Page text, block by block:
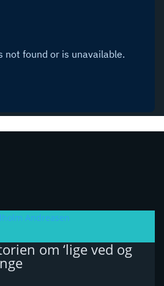
om ‘lige ved og